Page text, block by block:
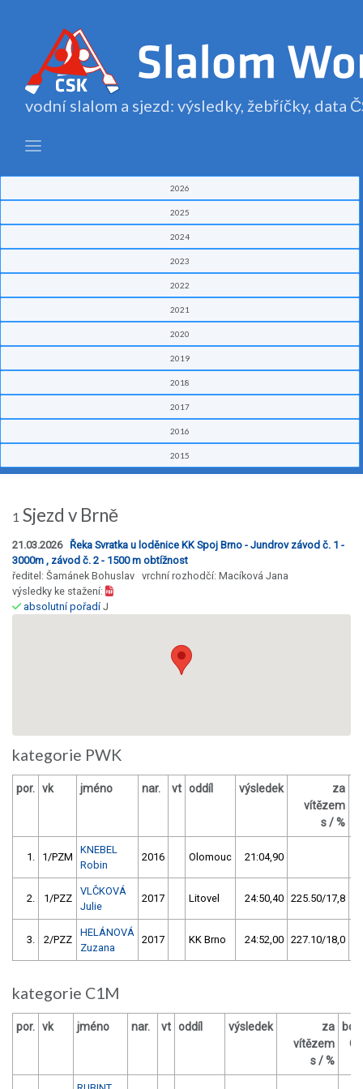
vodní slalom a sjezd: výsledky, žebříčky, data
2026
2025
2024
2023
2022
2021
2020
2019
2018
2017
2016
2015
1 Sjezd v Brně
21.03.2026 Řeka Svratka u loděnice KK Spoj Brno - Jundrov závod č. 1 -
3000m , závod č. 2 - 1500 m obtížnost
ředitel: Šamánek Bohuslav vrchní rozhodčí: Macíková Jana
výsledky ke stažení:
absolutní pořadíJ
kategorie PWK
por. vk jméno nar. vt oddíl výsledek
za
vítězem
s / %
1. 1/PZM
KNEBEL
Robin
2016 Olomouc 21:04,90
2. 1/PZZ
VLČKOVÁ
Julie
2017 Litovel 24:50,40 225.50/17,8
3. 2/PZZ
HELÁNOVÁ
Zuzana
2017 KK Brno 24:52,00 227.10/18,0
kategorie C1M
por. vk jméno nar. vt oddíl výsledek
za
vítězem
s / %